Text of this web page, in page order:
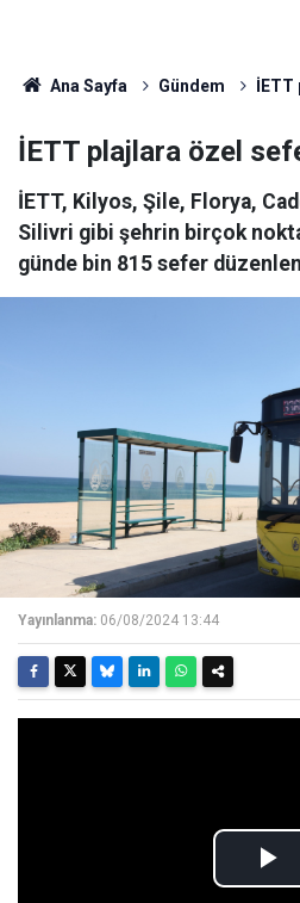
Ana Sayfa Gündem İETT
İETT plajlara özel
İETT, Kilyos, Şile, Florya,
Silivri gibi şehrin birçok
günde bin 815 sefer
Yayınlanma: 06/08/2024 13:44